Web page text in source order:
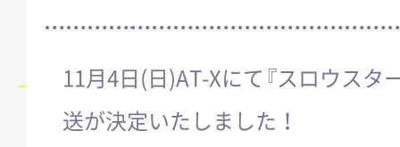
11月4日(日)AT-Xにて『スロウスタ
送が決定いたしました！